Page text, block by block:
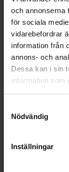
och annonserna
för sociala
vidarebefordrar
information från
annons- och
Dessa kan i sin
information som
samlat in när du
Nödvändig
Inställningar
även
iD4 MKII
1xXLR Ma >
Krystal
DBR12